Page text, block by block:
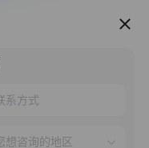
服务推荐